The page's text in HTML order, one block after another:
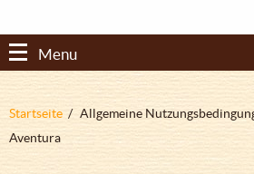
Menu
Pfadnavigation
Startseite
Allgemeine
Aventura